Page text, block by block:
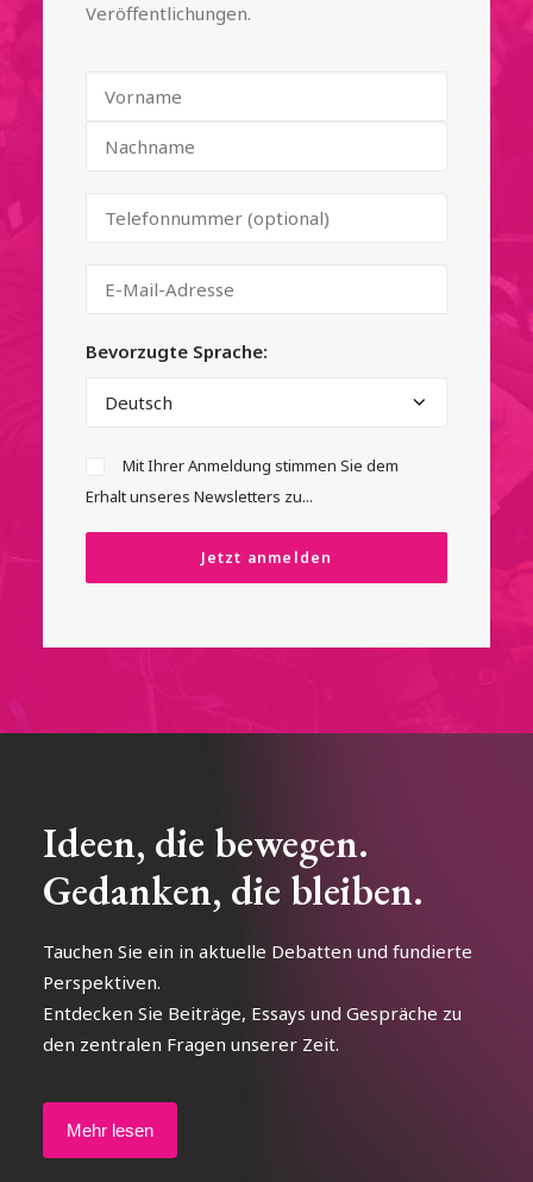
Veröffentlichungen.
Bevorzugte Sprache:
Mit Ihrer Anmeldung stimmen Sie dem
Erhalt unseres Newsletters zu...
Ideen, die bewegen.
Gedanken, die bleiben.
Tauchen Sie ein in aktuelle Debatten und fundierte
Perspektiven.
Entdecken Sie Beiträge, Essays und Gespräche zu
den zentralen Fragen unserer Zeit.
Mehr lesen